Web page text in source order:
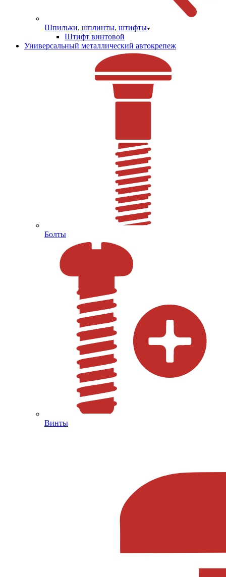
Шпильки, шплинты, штифты
Штифт винтовой
Универсальный металлический автокрепеж
Болты
Винты